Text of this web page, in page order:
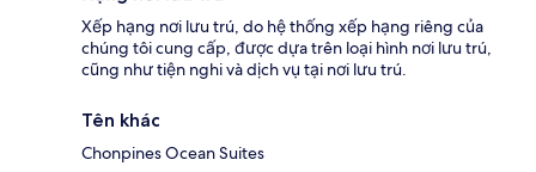
Xếp hạng nơi lưu trú, do hệ thống xếp hạng riêng của
chúng tôi cung cấp, được dựa trên loại hình nơi lưu trú,
cũng như tiện nghi và dịch vụ tại nơi lưu trú.
Tên khác
Chonpines Ocean Suites